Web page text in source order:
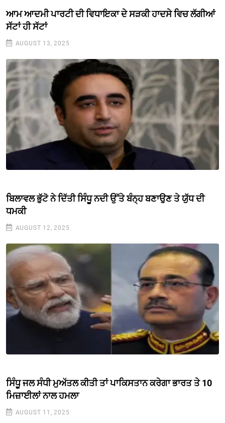
ਆਮ ਆਦਮੀ ਪਾਰਟੀ ਦੀ ਵਿਧਾਇਕਾ ਦੇ ਸੜਕੀ ਹਾਦਸੇ ਵਿਚ ਲੱਗੀਆਂ
ਸੱਟਾਂ ਹੀ ਸੱਟਾਂ
AUGUST 13, 2025
ਬਿਲਾਵਲ ਭੁੱਟੋ ਨੇ ਦਿੱਤੀ ਸਿੰਧੂ ਨਦੀ ਉੱਤੇ ਬੰਨ੍ਹ ਬਣਾਉਣ ਤੇ ਯੁੱਧ ਦੀ
ਧਮਕੀ
AUGUST 12, 2025
ਸਿੰਧੂ ਜਲ ਸੰਧੀ ਮੁਅੱਤਲ ਕੀਤੀ ਤਾਂ ਪਾਕਿਸਤਾਨ ਕਰੇਗਾ ਭਾਰਤ ਤੇ 10
ਮਿਜ਼ਾਈਲਾਂ ਨਾਲ ਹਮਲਾ
AUGUST 11, 2025